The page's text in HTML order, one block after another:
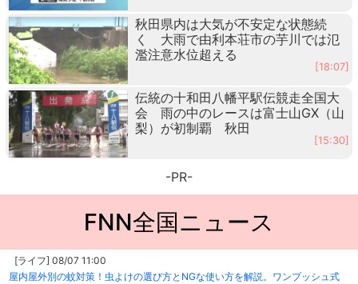
秋田県内は大気が不安定な状態続
く 大雨で由利本荘市の芋川では氾
濫注意水位超える
[18:07]
伝統の十和田八幡平駅伝競走全国大
会 雨の中のレースは富士山GX（山
梨）が初制覇 秋田
[15:30]
-PR-
FNN全国ニュース
[ライフ] 08/07 11:00
屋内屋外別の蚊対策！虫よけの選び方とNGな使い方を解説。ワンプッシュ式